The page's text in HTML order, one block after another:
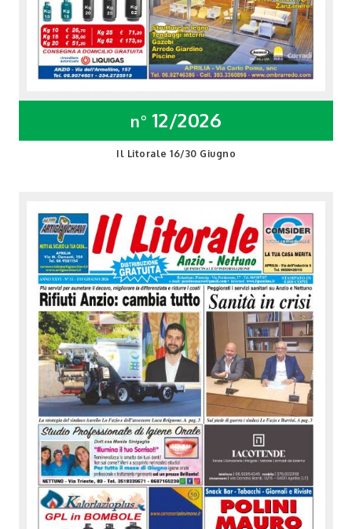
n° 12/2026
Il Litorale 16/30 Giugno